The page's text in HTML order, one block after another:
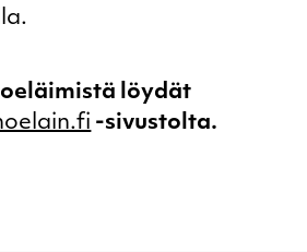
löydät
-sivustolta.